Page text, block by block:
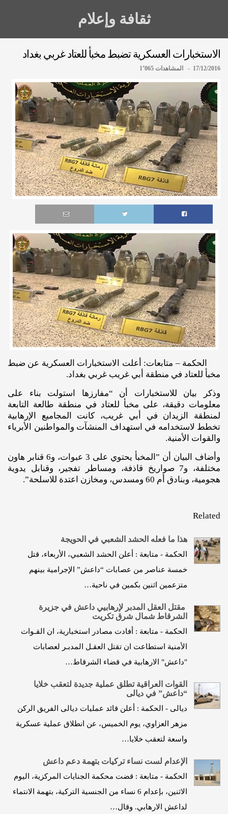
ثقافة وإعلام
الاستخبارات العسكرية تضبط مخبأ للعتاد غربي بغداد
17/12/2016 - المشاهدات 1٬065
الحكمة – متابعات: أعلت الاستخبارات العسكرية عن ضبط
مخبأ للعتاد في منطقة أبي غريب غربي بغداد.
وذكر بيان للاستخبارات أن “مفارزها استولت بناء على
معلومات دقيقة، على مخبأ للعتاد في منطقة طالعة التابعة
لمنطقة الزيدان في أبي غريب، كانت المجاميع الإرهابية
تخطط لاستخدامه في استهداف المنشآت والمواطنين الأبرياء
والقوات الأمنية.
وأضاف البيان أن ”المخبأ يحتوي على 3 عبوات، و6 قنابر هاون
مختلفة، و7 صواريخ قاذفة، ومساطر تفجير، وقنابل يدوية
هجومية، وبنادق أم 60 ومسدس، ومخازن اعتدة للاسلحة”.
Related
هذا ما فعله الحشد الشعبي في الحويجة
الحكمة - متابعة : أعلن الحشد الشعبي، الأربعاء، قتل
خمسة عناصر من عصابات “داعش” الإجرامية بينهم
متزعمين اثنين بكمين في ناحية…
مقتل العقل المدبر لإرهابيي داعش في جزيرة
الشرقاط شمال شرق تكريت
الحكمة - متابعة : أفادت مصادر استخبارية، ان القـوات
الأمنية استطاعت ان تقتل العقـل المدبـر لعصابات
"داعش" الارهابية في قضاء الشرقاط…
القوات العراقية تطلق عملية جديدة لتعقب خلايا
“داعش” في ديالى
ديالى - الحكمة : أعلن قائد عمليات ديالى الفريق الركن
مزهر العزاوي، يوم الخميس، عن انطلاق عملية عسكرية
واسعة لتعقب خلايا…
الإعدام لست نساء تركيات بتهمة دعم داعش
الحكمة - متابعة : قضت محكمة الجنايات المركزية، اليوم
الاثنين، بإعدام 6 نساء من الجنسية التركية، بتهمة الانتماء
لداعش الارهابي. وقال…